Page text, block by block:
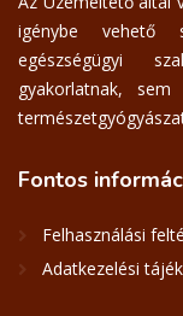
igénybe vehető
egészségügyi
gyakorlatnak,
Fontos
Felhasználási
Adatkezelési